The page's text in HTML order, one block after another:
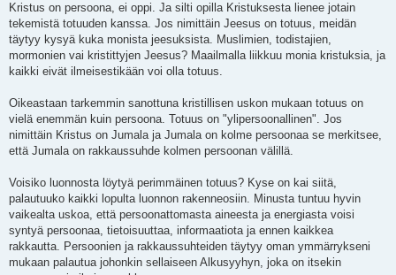
Kristus on persoona, ei oppi. Ja silti opilla Kristuksesta lienee jotain
tekemistä totuuden kanssa. Jos nimittäin Jeesus on totuus, meidän
täytyy kysyä kuka monista jeesuksista. Muslimien, todistajien,
mormonien vai kristittyjen Jeesus? Maailmalla liikkuu monia kristuksia, ja
kaikki eivät ilmeisestikään voi olla totuus.
Oikeastaan tarkemmin sanottuna kristillisen uskon mukaan totuus on
vielä enemmän kuin persoona. Totuus on "ylipersoonallinen". Jos
nimittäin Kristus on Jumala ja Jumala on kolme persoonaa se merkitsee,
että Jumala on rakkaussuhde kolmen persoonan välillä.
Voisiko luonnosta löytyä perimmäinen totuus? Kyse on kai siitä,
palautuuko kaikki lopulta luonnon rakenneosiin. Minusta tuntuu hyvin
vaikealta uskoa, että persoonattomasta aineesta ja energiasta voisi
syntyä persoonaa, tietoisuuttaa, informaatiota ja ennen kaikkea
rakkautta. Persoonien ja rakkaussuhteiden täytyy oman ymmärrykseni
mukaan palautua johonkin sellaiseen Alkusyyhyn, joka on itsekin